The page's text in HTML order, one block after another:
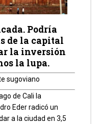
Podría
de la capital
la inversión
la lupa.
sugoviano
de Cali la
Eder radicó un
a la ciudad en 3,5